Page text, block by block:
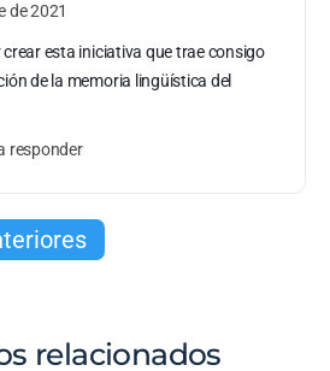
de 2021
esta iniciativa que trae consigo
de la memoria lingüística del
responder
relacionados